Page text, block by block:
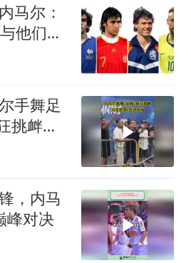
马尔：
他们从
手舞足
挑衅，
，内马
峰对决